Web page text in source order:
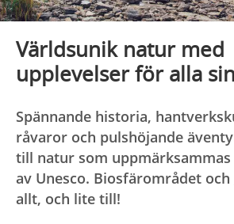
Världsunik natur med
upplevelser för alla
Spännande historia,
råvaror och pulshöjande
till natur som
av Unesco. Biosfärområdet
allt, och lite till!